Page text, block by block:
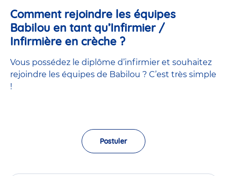
Comment rejoindre les équipes
Babilou en tant qu’Infirmier /
Infirmière en crèche ?
Vous possédez le diplôme d’infirmier et souhaitez
rejoindre les équipes de Babilou ? C’est très simple
!
Postuler